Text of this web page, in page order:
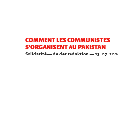
COMMENT LES COMMUNISTES
S’ORGANISENT AU PAKISTAN
Solidarité— de der redaktion — 23. 07.